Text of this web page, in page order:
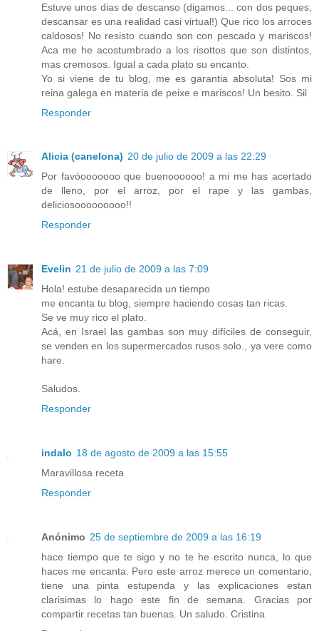
Estuve unos dias de descanso (digamos... con dos peques,
descansar es una realidad casi virtual!) Que rico los arroces
caldosos! No resisto cuando son con pescado y mariscos!
Aca me he acostumbrado a los risottos que son distintos,
mas cremosos. Igual a cada plato su encanto.
Yo si viene de tu blog, me es garantia absoluta! Sos mi
reina galega en materia de peixe e mariscos! Un besito. Sil
Responder
Alicia (canelona) 20 de julio de 2009 a las 22:29
Por favóooooooo que buenoooooo! a mi me has acertado
de lleno, por el arroz, por el rape y las gambas,
deliciosooooooooo!!
Responder
Evelin 21 de julio de 2009 a las 7:09
Hola! estube desaparecida un tiempo
me encanta tu blog, siempre haciendo cosas tan ricas.
Se ve muy rico el plato.
Acá, en Israel las gambas son muy difíciles de conseguir,
se venden en los supermercados rusos solo., ya vere como
hare.
Saludos.
Responder
indalo 18 de agosto de 2009 a las 15:55
Maravillosa receta
Responder
Anónimo 25 de septiembre de 2009 a las 16:19
hace tiempo que te sigo y no te he escrito nunca, lo que
haces me encanta. Pero este arroz merece un comentario,
tiene una pinta estupenda y las explicaciones estan
clarisimas lo hago este fin de semana. Gracias por
compartir recetas tan buenas. Un saludo. Cristina